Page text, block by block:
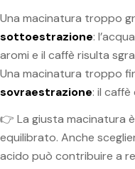
Una macinatura troppo
sottoestrazione:
aromi e il caffè risulta
Una macinatura troppo
sovraestrazione: il
👉 La giusta macinatura
equilibrato. Anche
acido può contribuire a